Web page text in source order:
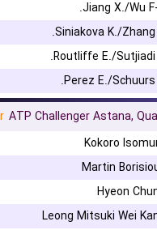
Jiang X./Wu
Siniakova K./Zhang
Routliffe E./Sutjiadi
Perez E./Schuurs
ATP Challenger Astana,
Kokoro
Martin
Hyeon
Leong Mitsuki Wei